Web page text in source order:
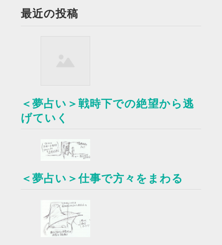
最近の投稿
＜夢占い＞戦時下での絶望から逃
げていく
＜夢占い＞仕事で方々をまわる